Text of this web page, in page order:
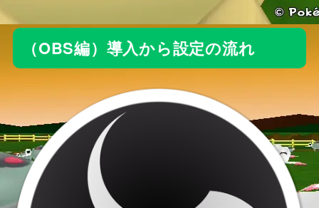
（OBS編）導入から設定の流れ